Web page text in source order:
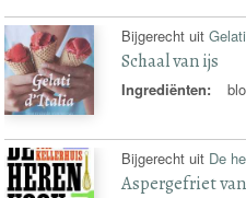
Bijgerecht uit
Schaal van ijs
Ingrediënten:
Bijgerecht uit De
Aspergefriet